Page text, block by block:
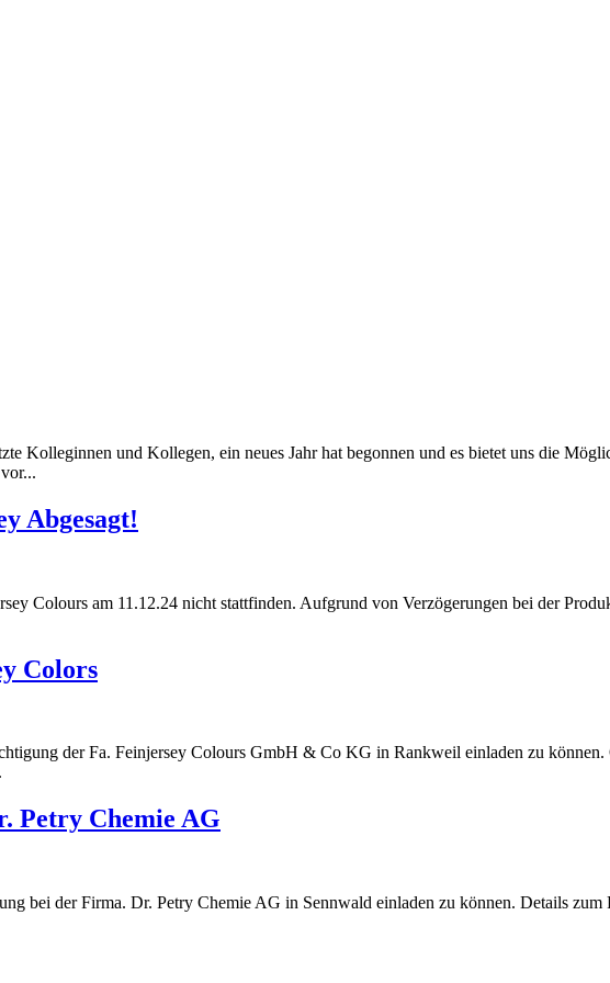
Kolleginnen und Kollegen, ein neues Jahr hat begonnen und es bietet uns die
Abgesagt!
Colours am 11.12.24 nicht stattfinden. Aufgrund von Verzögerungen bei der
Colors
der Fa. Feinjersey Colours GmbH & Co KG in Rankweil einladen zu können.
Petry Chemie AG
bei der Firma. Dr. Petry Chemie AG in Sennwald einladen zu können. Details